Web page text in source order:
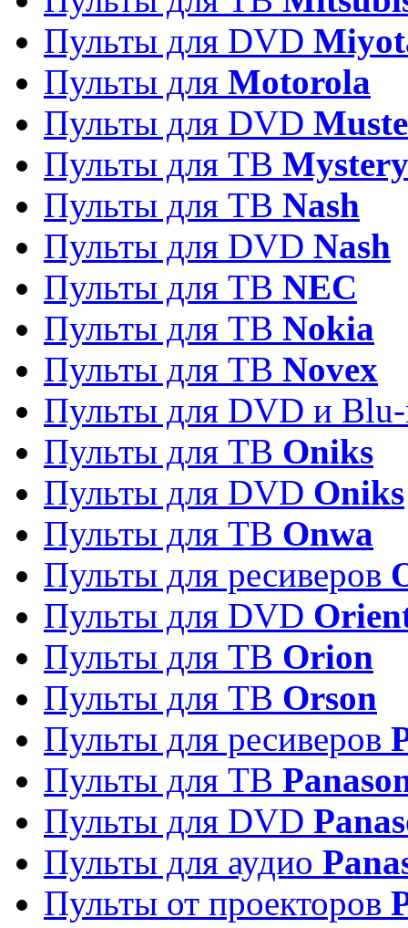
Пульты для DVD
Пульты для Motorola
Пульты для DVD
Пульты для ТВ Mystery
Пульты для ТВ Nash
Пульты для DVD Nash
Пульты для ТВ NEC
Пульты для ТВ Nokia
Пульты для ТВ Novex
Пульты для DVD и
Пульты для ТВ Oniks
Пульты для DVD Oniks
Пульты для ТВ Onwa
Пульты для ресиверов
Пульты для DVD
Пульты для ТВ Orion
Пульты для ТВ Orson
Пульты для ресиверов
Пульты для ТВ
Пульты для DVD
Пульты для аудио
Пульты от проекторов